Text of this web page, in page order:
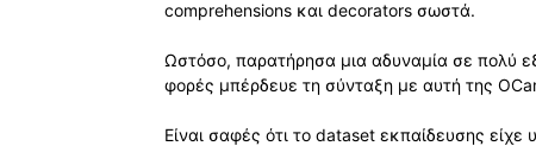
comprehensions και decorators σωστά.
Ωστόσο, παρατήρησα μια αδυναμία σε πολύ
φορές μπέρδευε τη σύνταξη με αυτή της
Είναι σαφές ότι το dataset εκπαίδευσης